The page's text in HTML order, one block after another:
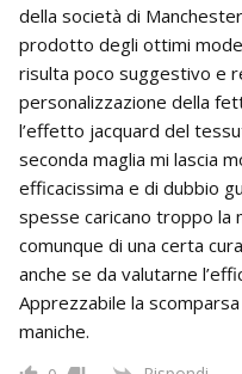
della società di
prodotto degli ottimi
risulta poco suggestivo e
personalizzazione della
l’effetto jacquard del
seconda maglia mi lascia
efficacissima e di dubbio
spesse caricano troppo la
comunque di una certa
anche se da valutarne
Apprezzabile la
maniche.